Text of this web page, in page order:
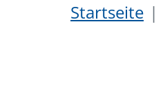
Startseite